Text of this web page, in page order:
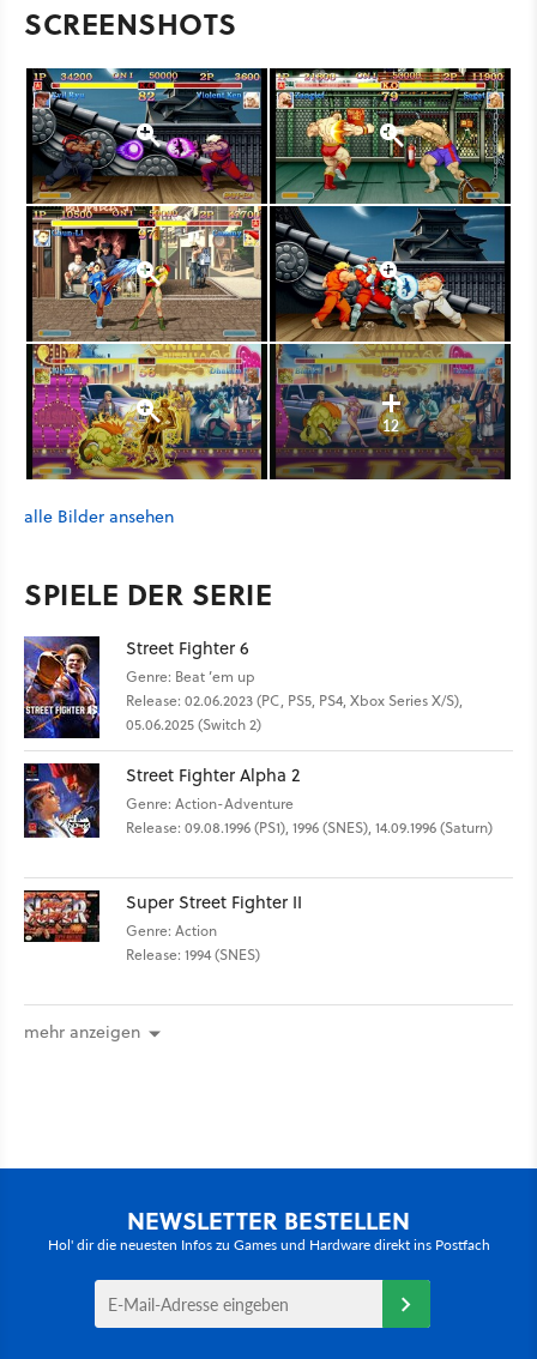
SCREENSHOTS
12
alle Bilder ansehen
SPIELE DER SERIE
Street Fighter 6
Genre: Beat ’em up
Release: 02.06.2023 (PC, PS5, PS4, Xbox Series X/S),
05.06.2025 (Switch 2)
Street Fighter Alpha 2
Genre: Action-Adventure
Release: 09.08.1996 (PS1), 1996 (SNES), 14.09.1996 (Saturn)
Super Street Fighter II
Genre: Action
Release: 1994 (SNES)
mehr anzeigen
NEWSLETTER BESTELLEN
Hol' dir die neuesten Infos zu Games und Hardware direkt ins Postfach